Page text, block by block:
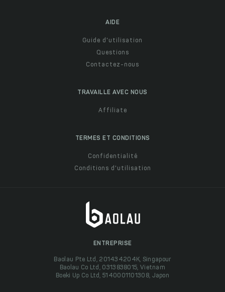
AIDE
Guide d'utilisation
Questions
Contactez-nous
TRAVAILLE AVEC NOUS
Affiliate
TERMES ET CONDITIONS
Confidentialité
Conditions d'utilisation
ENTREPRISE
Baolau Pte Ltd, 201434204K, Singapour
Baolau Co Ltd, 0313838015, Vietnam
Boeki Up Co Ltd, 5140001101308, Japon